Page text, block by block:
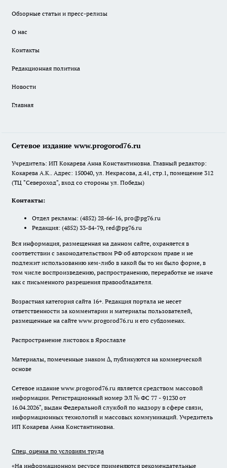
Обзорные статьи и пресс-релизы
О нас
Контакты
Редакционная политика
Новости
Главная
Сетевое издание www.progorod76.ru
Учредитель: ИП Кокарева Анна Константиновна. Главный редактор:
Кокарева А.К.. Адрес: 150040, ул. Некрасова, д.41, стр.1, помещение 312
(ТЦ "Североход", вход со стороны ул. Победы)
Контакты:
Отдел рекламы: (4852) 28-66-16, pro@pg76.ru
Редакция: (4852) 33-84-79, red@pg76.ru
Вся информация, размещенная на данном сайте, охраняется в
соответствии с законодательством РФ об авторском праве и не
подлежит использованию кем-либо в какой бы то ни было форме, в
том числе воспроизведению, распространению, переработке не иначе
как с письменного разрешения правообладателя.
Возрастная категория сайта 16+. Редакция портала не несет
ответственности за комментарии и материалы пользователей,
размещенные на сайте www.progorod76.ru и его субдоменах.
Распространение листовок в Ярославле
Материалы, помеченные знаком ∆, публикуются на коммерческой
основе
Сетевое издание www.progorod76.ru является средством массовой
информации. Регистрационный номер ЭЛ № ФС 77 - 91230 от
16.04.2026", выдан Федеральной службой по надзору в сфере связи,
информационных технологий и массовых коммуникаций. Учредитель
ИП Кокарева Анна Константиновна.
Спец. оценка по условиям труда
«На информационном ресурсе применяются рекомендательные